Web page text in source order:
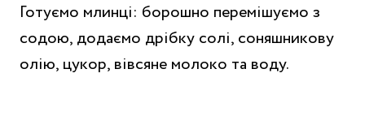
Готуємо млинці: борошно перемішуємо з
содою, додаємо дрібку солі, соняшникову
олію, цукор, вівсяне молоко та воду.